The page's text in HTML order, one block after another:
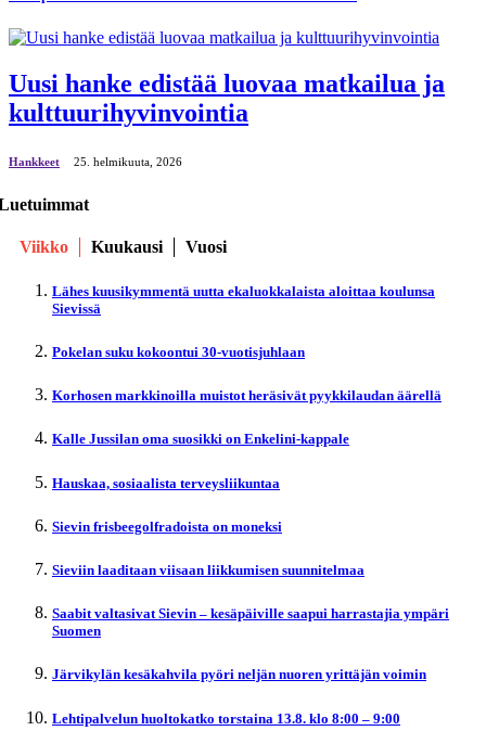
Uusi hanke edistää luovaa matkailua ja
kulttuurihyvinvointia
Hankkeet 25. helmikuuta, 2026
Viikko Kuukausi Vuosi
Lähes kuusikymmentä uutta ekaluokkalaista aloittaa koulunsa
Sievissä
Pokelan suku kokoontui 30-vuotisjuhlaan
Korhosen markkinoilla muistot heräsivät pyykkilaudan äärellä
Kalle Jussilan oma suosikki on Enkelini-kappale
Hauskaa, sosiaalista terveysliikuntaa
Sievin frisbeegolfradoista on moneksi
Sieviin laaditaan viisaan liikkumisen suunnitelmaa
Saabit valtasivat Sievin – kesäpäiville saapui harrastajia ympäri
Suomen
Järvikylän kesäkahvila pyöri neljän nuoren yrittäjän voimin
Lehtipalvelun huoltokatko torstaina 13.8. klo 8:00 – 9:00